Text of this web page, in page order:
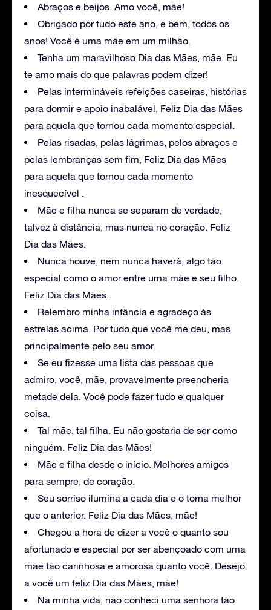
Abraços e beijos. Amo você, mãe!
Obrigado por tudo este ano, e bem, todos os
anos! Você é uma mãe em um milhão.
Tenha um maravilhoso Dia das Mães, mãe. Eu
te amo mais do que palavras podem dizer!
Pelas intermináveis refeições caseiras, histórias
para dormir e apoio inabalável, Feliz Dia das Mães
para aquela que tornou cada momento especial.
Pelas risadas, pelas lágrimas, pelos abraços e
pelas lembranças sem fim, Feliz Dia das Mães
para aquela que tornou cada momento
inesquecível .
Mãe e filha nunca se separam de verdade,
talvez à distância, mas nunca no coração. Feliz
Dia das Mães.
Nunca houve, nem nunca haverá, algo tão
especial como o amor entre uma mãe e seu filho.
Feliz Dia das Mães.
Relembro minha infância e agradeço às
estrelas acima. Por tudo que você me deu, mas
principalmente pelo seu amor.
Se eu fizesse uma lista das pessoas que
admiro, você, mãe, provavelmente preencheria
metade dela. Você pode fazer tudo e qualquer
coisa.
Tal mãe, tal filha. Eu não gostaria de ser como
ninguém. Feliz Dia das Mães!
Mãe e filha desde o início. Melhores amigos
para sempre, de coração.
Seu sorriso ilumina a cada dia e o torna melhor
que o anterior. Feliz Dia das Mães, mãe!
Chegou a hora de dizer a você o quanto sou
afortunado e especial por ser abençoado com uma
mãe tão carinhosa e amorosa quanto você. Desejo
a você um feliz Dia das Mães, mãe!
Na minha vida, não conheci uma senhora tão